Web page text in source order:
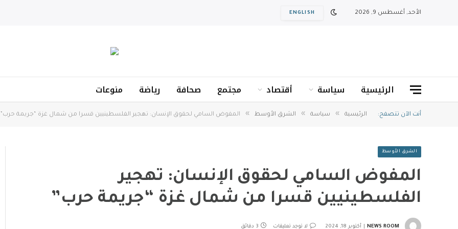
الأحد, أغسطس 9, 2026 ENGLISH
الرئيسية سياسة أقتصاد مجتمع صحافة رياضة منوعات
أنت الآن تتصفح: الرئيسية » سياسة » الشرق الأوسط » المفوض السامي لحقوق الإنسان: تهجير الفلسطينيين قسرا من شمال غزة “جريمة حرب”
الشرق الأوسط
المفوض السامي لحقوق الإنسان: تهجير
الفلسطينيين قسرا من شمال غزة “جريمة حرب”
NEWS ROOM أكتوبر 18, 2024 لا توجد تعليقات 3 دقائق